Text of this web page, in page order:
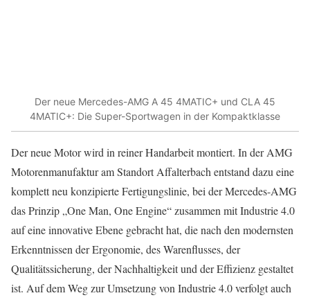
Der neue Mercedes-AMG A 45 4MATIC+ und CLA 45
4MATIC+: Die Super-Sportwagen in der Kompaktklasse
Der neue Motor wird in reiner Handarbeit montiert. In der AMG
Motorenmanufaktur am Standort Affalterbach entstand dazu eine
komplett neu konzipierte Fertigungslinie, bei der Mercedes-AMG
das Prinzip „One Man, One Engine“ zusammen mit Industrie 4.0
auf eine innovative Ebene gebracht hat, die nach den modernsten
Erkenntnissen der Ergonomie, des Warenflusses, der
Qualitätssicherung, der Nachhaltigkeit und der Effizienz gestaltet
ist. Auf dem Weg zur Umsetzung von Industrie 4.0 verfolgt auch